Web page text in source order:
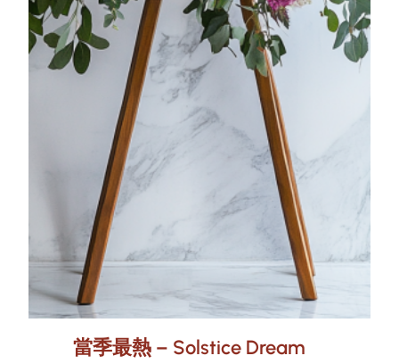
當季最熱 – Solstice Dream